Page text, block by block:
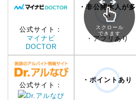
公式サイト：
マイナビ
DOCTOR
・非公開求人が多
い
・アプリあり
公式サイト：
Dr.アルなび
・ポイントあり
スクロール
できます